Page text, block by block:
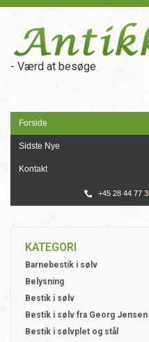
- Værd at besøge
Forside
Sidste Nye
Kontakt
+45 28 44 77
KATEGORI
Barnebestik i sølv
Belysning
Bestik i sølv
Bestik i sølv fra Georg Jensen
Bestik i sølvplet og stål